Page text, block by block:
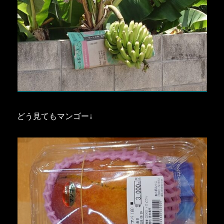
どう見てもマンゴー↓